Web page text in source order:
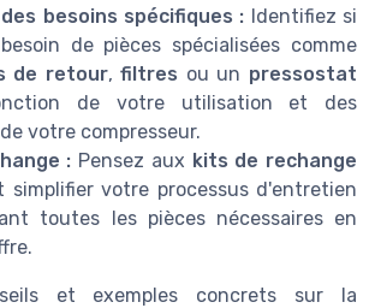
besoins spécifiques : Identifiez si
de pièces spécialisées comme
de retour,filtres ou un pressostat
de votre utilisation et des
votre compresseur.
: Pensez aux kits de rechange
simplifier votre processus d'entretien
toutes les pièces nécessaires en
et exemples concrets sur la